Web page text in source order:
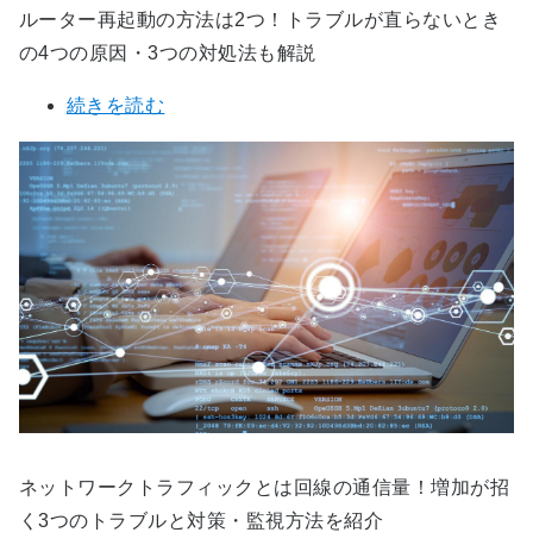
ルーター再起動の方法は2つ！トラブルが直らないとき
の4つの原因・3つの対処法も解説
続きを読む
ネットワークトラフィックとは回線の通信量！増加が招
く3つのトラブルと対策・監視方法を紹介